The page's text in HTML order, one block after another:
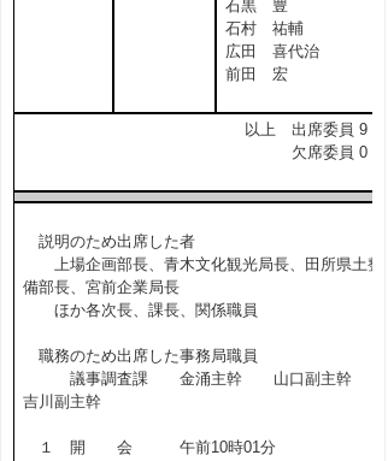
石黒 豊
石村 祐輔
広田 喜代治
前田 宏
以上 出席委員 9 名
欠席委員 0 名
説明のため出席した者
上場企画部長、青木文化観光局長、田所県土整
備部長、宮前企業局長
ほか各次長、課長、関係職員
職務のため出席した事務局職員
議事調査課 金涌主幹 山口副主幹
吉川副主幹
１ 開 会 午前10時01分